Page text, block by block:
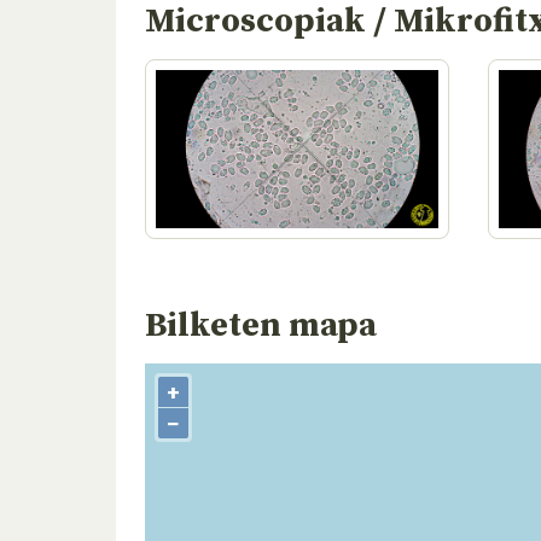
Microscopiak /
Bilketen mapa
+
−